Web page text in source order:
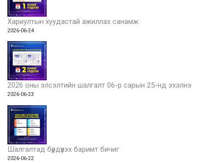
Хариултын хуудастай ажиллах санамж
2026-06-24
2026 оны элсэлтийн шалгалт 06-р сарын 25-нд эхэлнэ
2026-06-23
Шалгалтад бүрдүүлэх баримт бичиг
2026-06-22